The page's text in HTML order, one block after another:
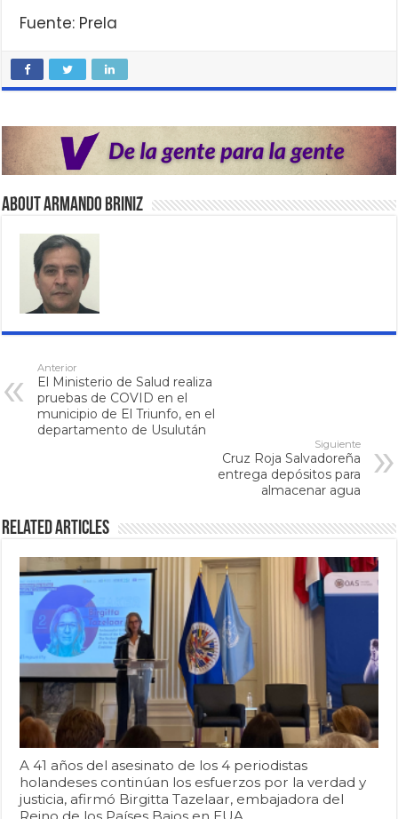
Fuente: Prela
About Armando Briniz
Anterior
El Ministerio de Salud realiza
pruebas de COVID en el
municipio de El Triunfo, en el
departamento de Usulután
Siguiente
Cruz Roja Salvadoreña
entrega depósitos para
almacenar agua
Related Articles
A 41 años del asesinato de los 4 periodistas
holandeses continúan los esfuerzos por la verdad y
justicia, afirmó Birgitta Tazelaar, embajadora del
Reino de los Países Bajos en EUA